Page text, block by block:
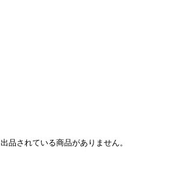
出品されている商品がありません。